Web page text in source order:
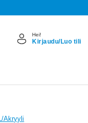
Hei!
Kirjaudu/Luo tili
Akryyli